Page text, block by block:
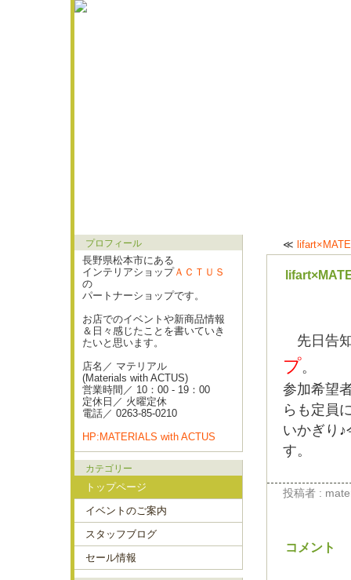
≪
先日告
プ。
参加希望
らも定員
いかぎり
す。
投稿者 :
コメント
プロフィール
長野県松本市にある
インテリアショップＡＣＴＵＳ
の
パートナーショップです。
お店でのイベントや新商品情報
＆日々感じたことを書いていき
たいと思います。
店名／ マテリアル
(Materials with ACTUS)
営業時間／ 10：00 - 19：00
定休日／ 火曜定休
電話／ 0263-85-0210
HP:MATERIALS with ACTUS
カテゴリー
トップページ
イベントのご案内
スタッフブログ
セール情報